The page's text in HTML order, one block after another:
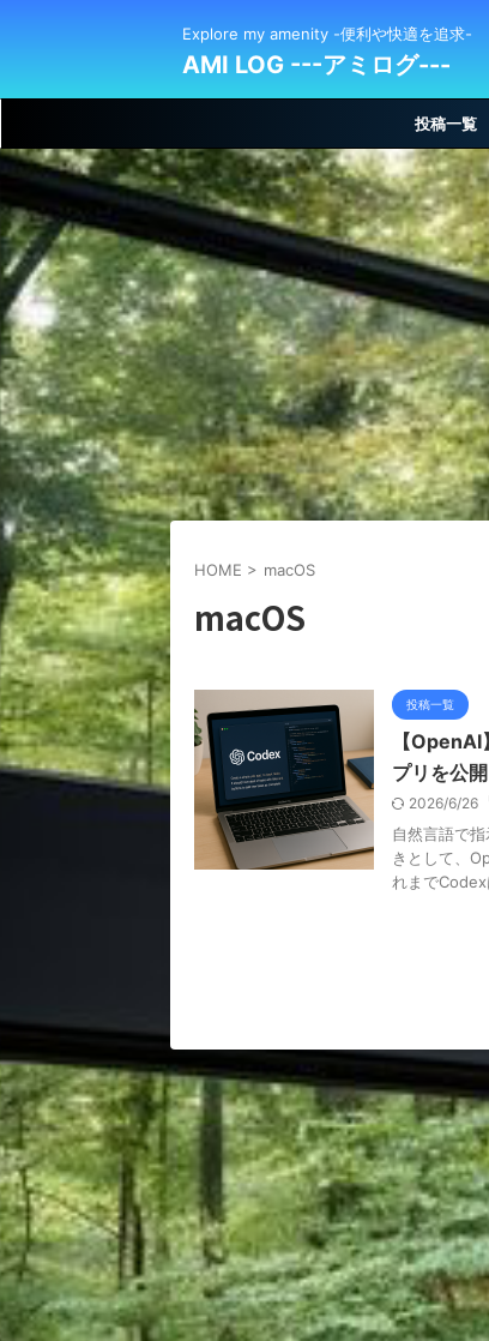
Explore my amenity -便利や快適を追求-
AMI LOG ---アミログ---
投稿一覧
HOME > macOS
macOS
投稿一覧
【
プリを公開
2026/6/26
自然言語で
きとして、
れまで